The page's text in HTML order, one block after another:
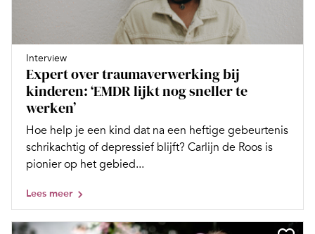
Interview
Expert over traumaverwerking bij
kinderen: ‘EMDR lijkt nog sneller te
werken’
Hoe help je een kind dat na een heftige gebeurtenis
schrikachtig of depressief blijft? Carlijn de Roos is
pionier op het gebied...
Lees meer